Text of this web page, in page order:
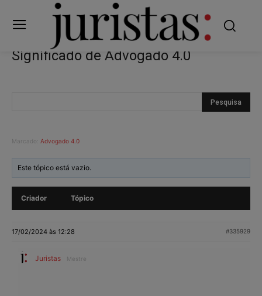
Significado de Advogado 4.0
Marcado: Advogado 4.0
Este tópico está vazio.
Criador Tópico
17/02/2024 às 12:28 #335929
Juristas Mestre